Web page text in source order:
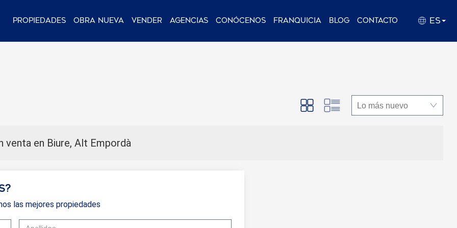
Propiedades Obra nueva Vender Agencias Conócenos Franquicia Blog Contacto ES
venta en Biure, Alt Empordà
las mejores propiedades